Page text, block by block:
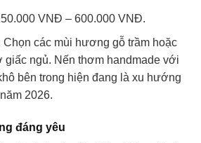
VNĐ – 600.000 VNĐ.
Chọn các mùi hương gỗ trầm hoặc
giấc ngủ. Nến thơm handmade với
bên trong hiện đang là xu hướng
2026.
đáng yêu